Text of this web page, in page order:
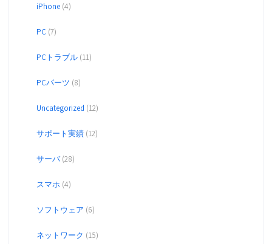
iPhone(4)
PC (7)
PCトラブル(11)
PCパーツ (8)
Uncategorized (12)
サポート実績(12)
サーバ(28)
スマホ (4)
ソフトウェア (6)
ネットワーク (15)